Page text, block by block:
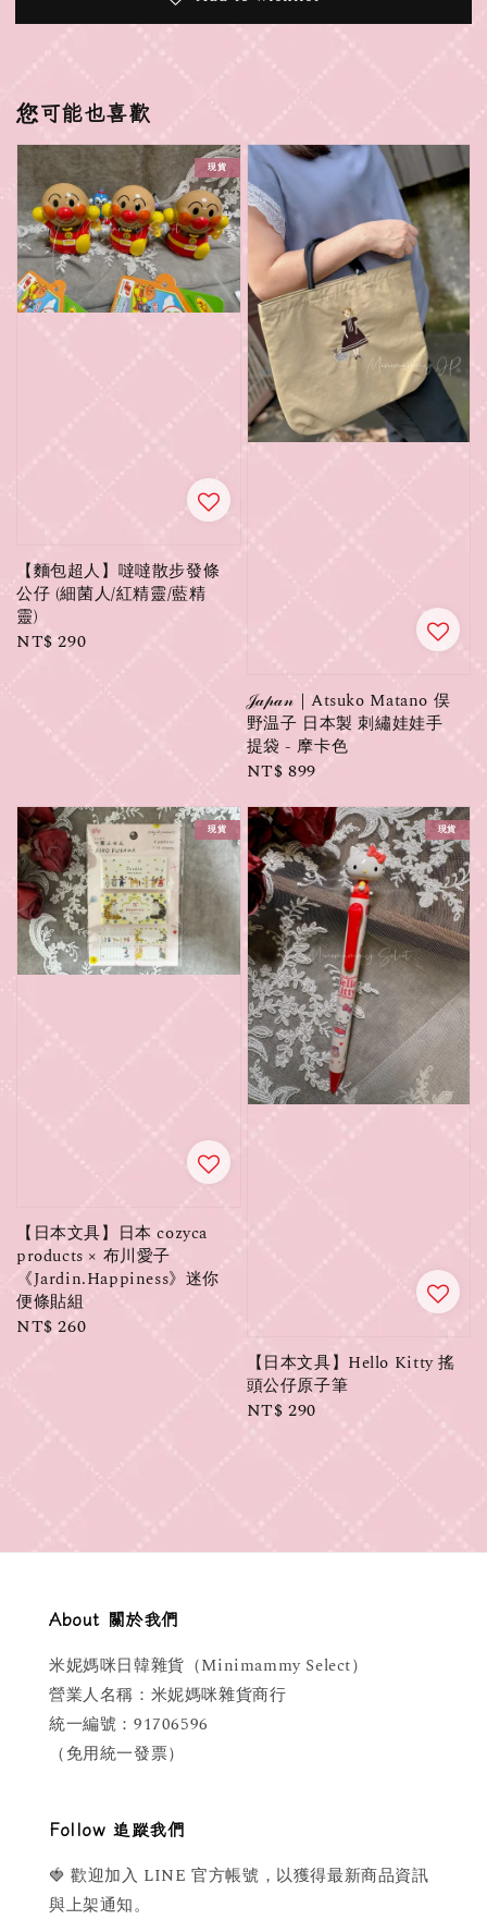
您可能也喜歡
現貨
【麵包超人】噠噠散步發條
公仔 (細菌人/紅精靈/藍精
靈)
Regular
NT$ 290
𝒥𝒶𝓅𝒶𝓃｜Atsuko Matano 俣
野温子 日本製 刺繡娃娃手
提袋 - 摩卡色
Regular
NT$ 899
現貨
【日本文具】日本 cozyca
products × 布川愛子
《Jardin.Happiness》迷你
便條貼組
Regular
NT$ 260
現貨
【日本文具】Hello Kitty 搖
頭公仔原子筆
Regular
NT$ 290
About 關於我們
米妮媽咪日韓雜貨（Minimammy Select）
營業人名稱：米妮媽咪雜貨商行
統一編號：91706596
（免用統一發票）
Follow 追蹤我們
🍓 歡迎加入 LINE 官方帳號，以獲得最新商品資訊
與上架通知。